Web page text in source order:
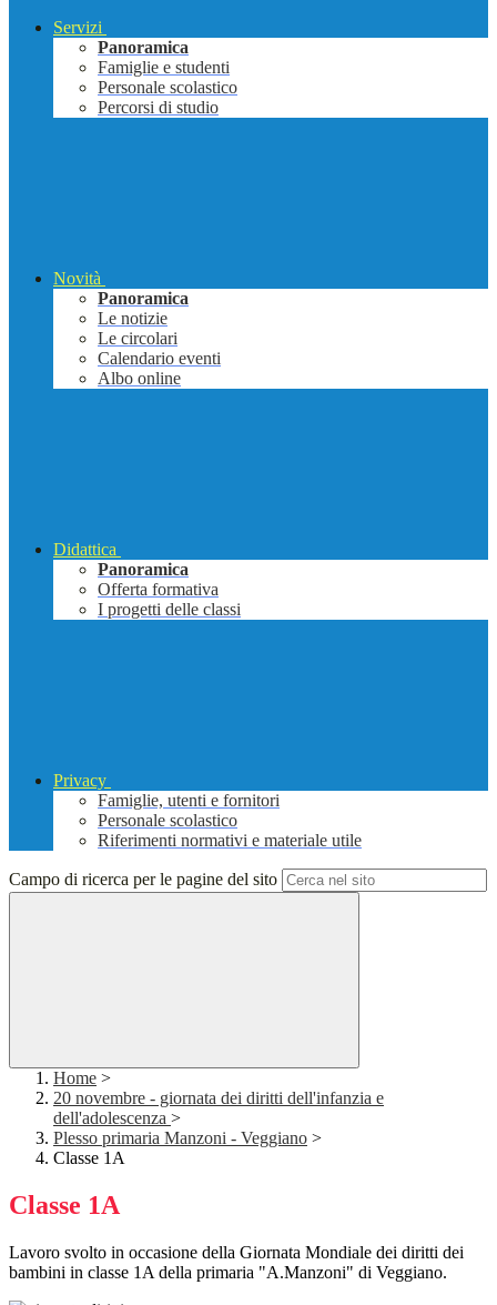
Servizi
Panoramica
Famiglie e studenti
Personale scolastico
Percorsi di studio
Novità
Panoramica
Le notizie
Le circolari
Calendario eventi
Albo online
Didattica
Panoramica
Offerta formativa
I progetti delle classi
Privacy
Famiglie, utenti e fornitori
Personale scolastico
Riferimenti normativi e materiale utile
Campo di ricerca per le pagine del sito
Home >
20 novembre - giornata dei diritti dell'infanzia e
dell'adolescenza >
Plesso primaria Manzoni - Veggiano >
Classe 1A
Classe 1A
Lavoro svolto in occasione della Giornata Mondiale dei diritti dei
bambini in classe 1A della primaria "A.Manzoni" di Veggiano.